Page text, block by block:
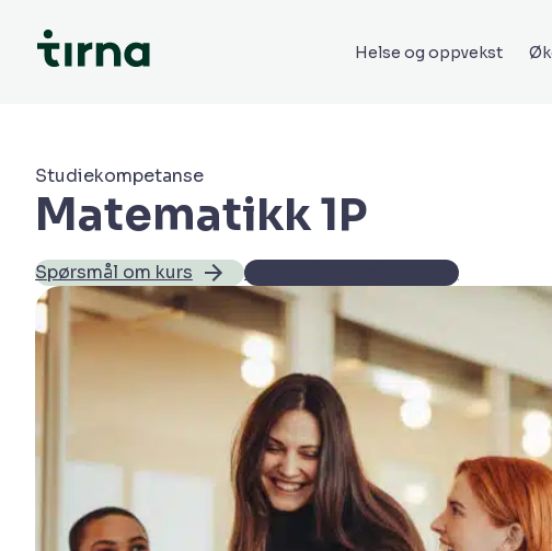
Helse og oppvekst
Studiekompetanse
Matematikk 1P
Spørsmål om kurs Spørsmål om påmelding